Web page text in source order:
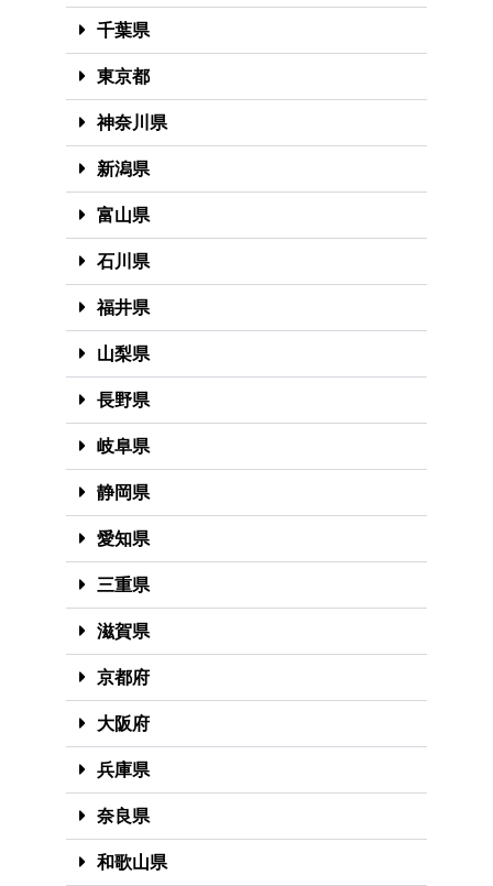
千葉県
東京都
神奈川県
新潟県
富山県
石川県
福井県
山梨県
長野県
岐阜県
静岡県
愛知県
三重県
滋賀県
京都府
大阪府
兵庫県
奈良県
和歌山県